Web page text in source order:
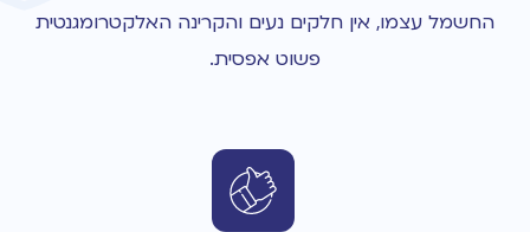
החשמל עצמו, אין חלקים נעים והקרינה האלקטרומגנטית
פשוט אפסית.